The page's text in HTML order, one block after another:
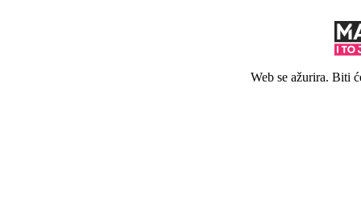
Web se ažurira. Biti